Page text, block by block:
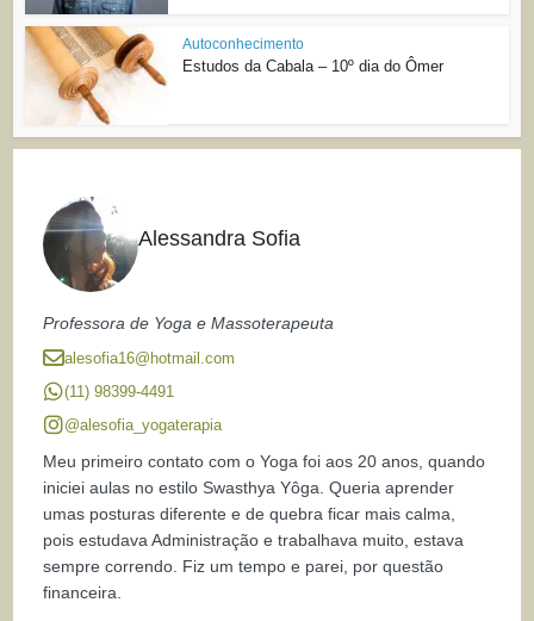
Autoconhecimento
Estudos da Cabala – 10º dia do Ômer
Alessandra Sofia
Professora de Yoga e Massoterapeuta
alesofia16@hotmail.com
(11) 98399-4491
@alesofia_yogaterapia
Meu primeiro contato com o Yoga foi aos 20 anos, quando
iniciei aulas no estilo Swasthya Yôga. Queria aprender
umas posturas diferente e de quebra ficar mais calma,
pois estudava Administração e trabalhava muito, estava
sempre correndo. Fiz um tempo e parei, por questão
financeira.